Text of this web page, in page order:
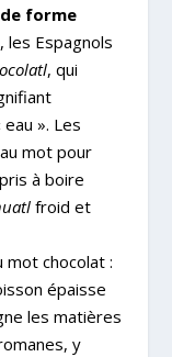
forme
les Espagnols
, qui
eau ». Les
mot pour
à boire
froid et
mot chocolat :
épaisse
les matières
y